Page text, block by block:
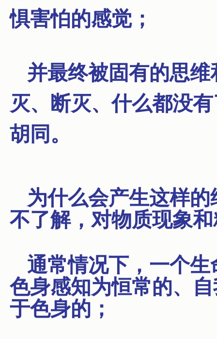
惧害怕的感觉；
并最终被固有的思
灭、断灭、什么都没
胡同。
为什么会产生这样
不了解，对物质现象
通常情况下，一个
色身感知为恒常的、
于色身的；